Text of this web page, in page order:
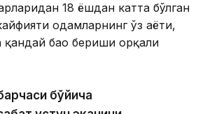
18 ёшдан катта бўлган
одамларнинг ўз ҳаёти,
баҳо бериши орқали
бўйича